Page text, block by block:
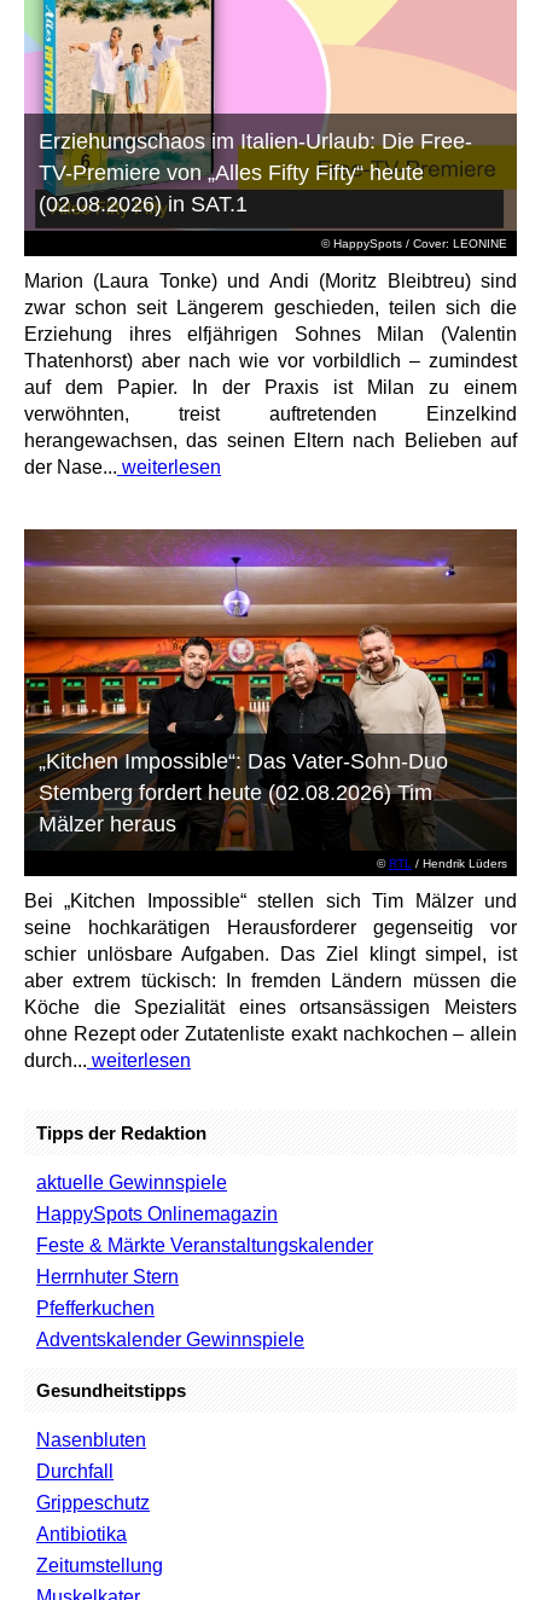
© HappySpots / Cover: LEONINE
Erziehungschaos im Italien-Urlaub: Die Free-
TV-Premiere von „Alles Fifty Fifty“ heute
(02.08.2026) in SAT.1
Marion (Laura Tonke) und Andi (Moritz Bleibtreu) sind
zwar schon seit Längerem geschieden, teilen sich die
Erziehung ihres elfjährigen Sohnes Milan (Valentin
Thatenhorst) aber nach wie vor vorbildlich – zumindest
auf dem Papier. In der Praxis ist Milan zu einem
verwöhnten, treist auftretenden Einzelkind
herangewachsen, das seinen Eltern nach Belieben auf
der Nase... weiterlesen
©RTL / Hendrik Lüders
„Kitchen Impossible“: Das Vater-Sohn-Duo
Stemberg fordert heute (02.08.2026) Tim
Mälzer heraus
Bei „Kitchen Impossible“ stellen sich Tim Mälzer und
seine hochkarätigen Herausforderer gegenseitig vor
schier unlösbare Aufgaben. Das Ziel klingt simpel, ist
aber extrem tückisch: In fremden Ländern müssen die
Köche die Spezialität eines ortsansässigen Meisters
ohne Rezept oder Zutatenliste exakt nachkochen – allein
durch... weiterlesen
Tipps der Redaktion
aktuelle Gewinnspiele
HappySpots Onlinemagazin
Feste & Märkte Veranstaltungskalender
Herrnhuter Stern
Pfefferkuchen
Adventskalender Gewinnspiele
Gesundheitstipps
Nasenbluten
Durchfall
Grippeschutz
Antibiotika
Zeitumstellung